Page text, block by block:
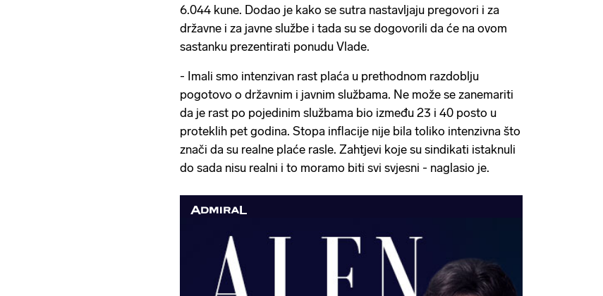
6.044 kune. Dodao je kako se sutra nastavljaju pregovori i za
državne i za javne službe i tada su se dogovorili da će na ovom
sastanku prezentirati ponudu Vlade.
- Imali smo intenzivan rast plaća u prethodnom razdoblju
pogotovo o državnim i javnim službama. Ne može se zanemariti
da je rast po pojedinim službama bio između 23 i 40 posto u
proteklih pet godina. Stopa inflacije nije bila toliko intenzivna što
znači da su realne plaće rasle. Zahtjevi koje su sindikati istaknuli
do sada nisu realni i to moramo biti svi svjesni - naglasio je.